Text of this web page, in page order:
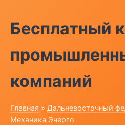
Бесплатный
компаний
Главная » Дальневосточный
Механика Энерго